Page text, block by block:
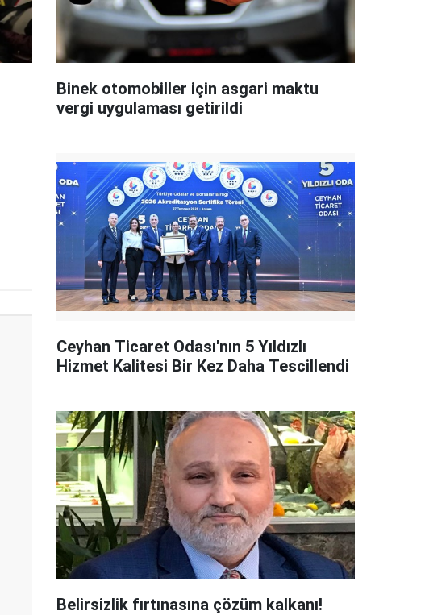
Binek otomobiller için asgari maktu
vergi uygulaması getirildi
Ceyhan Ticaret Odası'nın 5 Yıldızlı
Hizmet Kalitesi Bir Kez Daha Tescillendi
Belirsizlik fırtınasına çözüm kalkanı!